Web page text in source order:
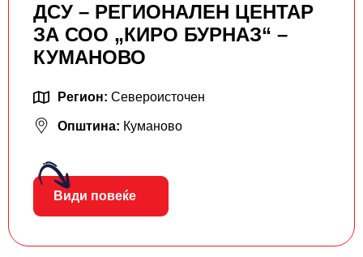
ДСУ – РЕГИОНАЛЕН ЦЕНТАР
ЗА СОО „КИРО БУРНАЗ“ –
КУМАНОВО
Регион: Североисточен
Општина: Куманово
Види повеќе